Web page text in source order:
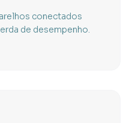
conectados
de desempenho.